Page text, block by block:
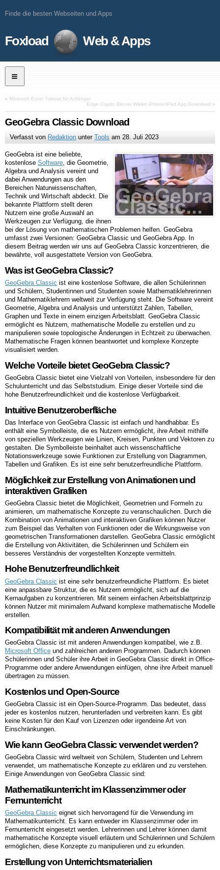
Finde die besten Webseiten und Apps
Foxload Web & Apps
« Microsoft Excel Tutorial für Anfänger
Edge Crypto Bitcoin Wallet iPhone/iPad App Download »
GeoGebra Classic Download
Verfasst von Redaktion unterTools am28. Juli 2023
GeoGebra ist eine beliebte,
kostenlose Software, die Geometrie,
Algebra und Analysis vereint und
dabei Anwendungen aus den
Bereichen Naturwissenschaften,
Technik und Wirtschaft abdeckt. Die
bekannte Plattform stellt deren
Nutzern eine große Auswahl an
Werkzeugen zur Verfügung, die ihnen
bei der Lösung von mathematischen Problemen helfen. GeoGebra
umfasst zwei Versionen: GeoGebra Classic und GeoGebra App. In
diesem Beitrag werden wir uns auf GeoGebra Classic konzentrieren, die
bewährte, voll ausgestattete Version von GeoGebra.
Was ist GeoGebra Classic?
GeoGebra Classic ist eine kostenlose Software, die allen Schülerinnen
und Schülern, Studentinnen und Studenten sowie Mathematiklehrerinnen
und Mathematiklehrern weltweit zur Verfügung steht. Die Software vereint
Geometrie, Algebra und Analysis und unterstützt Zahlen, Tabellen,
Graphen und Texte in einem einzigen Arbeitsblatt. GeoGebra Classic
ermöglicht es Nutzern, mathematische Modelle zu erstellen und zu
manipulieren sowie topologische Änderungen in Echtzeit zu überwachen.
Mathematische Fragen können beantwortet und komplexe Konzepte
visualisiert werden.
Welche Vorteile bietet GeoGebra Classic?
GeoGebra Classic bietet eine Vielzahl von Vorteilen, insbesondere für den
Schulunterricht und das Selbststudium. Einige dieser Vorteile sind die
hohe Benutzerfreundlichkeit und die kostenlose Verfügbarkeit.
Intuitive Benutzeroberfläche
Das Interface von GeoGebra Classic ist einfach und handhabbar. Es
enthält eine Symbolleiste, die es Nutzern ermöglicht, ihre Arbeit mithilfe
von speziellen Werkzeugen wie Linien, Kreisen, Punkten und Vektoren zu
gestalten. Die Symbolleiste beinhaltet auch wissenschaftliche
Notationswerkzeuge sowie Funktionen zur Erstellung von Diagrammen,
Tabellen und Grafiken. Es ist eine sehr benutzerfreundliche Plattform.
Möglichkeit zur Erstellung von Animationen und
interaktiven Grafiken
GeoGebra Classic bietet die Möglichkeit, Geometrien und Formeln zu
animieren, um mathematische Konzepte zu veranschaulichen. Durch die
Kombination von Animationen und interaktiven Grafiken können Nutzer
zum Beispiel das Verhalten von Funktionen oder die Wirkungsweise von
geometrischen Transformationen darstellen. GeoGebra Classic ermöglicht
die Erstellung von Aktivitäten, die Schülerinnen und Schülern ein
besseres Verständnis der vorgestellten Konzepte vermitteln.
Hohe Benutzerfreundlichkeit
GeoGebra Classic ist eine sehr benutzerfreundliche Plattform. Es bietet
eine anpassbare Struktur, die es Nutzern ermöglicht, sich auf die
Kernaufgaben zu konzentrieren. Mit seinem einfachen Arbeitsblattprinzip
können Nutzer mit minimalem Aufwand komplexe mathematische Modelle
erstellen.
Kompatibilität mit anderen Anwendungen
GeoGebra Classic ist mit anderen Anwendungen kompatibel, wie z.B.
Microsoft Office und zahlreichen anderen Programmen. Dadurch können
Schülerinnen und Schüler ihre Arbeit in GeoGebra Classic direkt in Office-
Programme oder andere Anwendungen einfügen, ohne ihre Arbeit manuell
übertragen zu müssen.
Kostenlos und Open-Source
GeoGebra Classic ist ein Open-Source-Programm. Das bedeutet, dass
jeder es kostenlos nutzen, herunterladen und verbreiten kann. Es gibt
keine Kosten für den Kauf von Lizenzen oder irgendeine Art von
Einschränkungen.
Wie kann GeoGebra Classic verwendet werden?
GeoGebra Classic wird weltweit von Schülern, Studenten und Lehrern
verwendet, um mathematische Konzepte zu erklären und zu verstehen.
Einige Anwendungen von GeoGebra Classic sind:
Mathematikunterricht im Klassenzimmer oder
Fernunterricht
GeoGebra Classic eignet sich hervorragend für die Verwendung im
Mathematikunterricht. Es kann entweder im Klassenzimmer oder im
Fernunterricht eingesetzt werden. Lehrerinnen und Lehrer können damit
mathematische Konzepte visuell erläutern und Schülerinnen und Schülern
ermöglichen, diese Konzepte zu manipulieren und zu erkunden.
Erstellung von Unterrichtsmaterialien